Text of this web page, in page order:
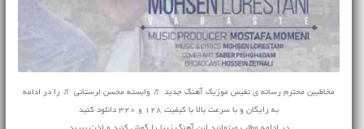
مخاطبین محترم رسانه ی نفیس موزیک آهنگ جدید ♬ وابسته محسن لرستانی ♬ را در ادامه
به رایگان و با سرعت بالا با کیفیت 128 و 320 دانلود کنید